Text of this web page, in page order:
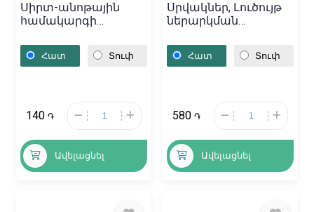
Սիրտ-անոթային
համակարգի
Դեղահաբեր «Ко-
Амлесса»
Հատ Տուփ
140 ֏
Ավելացնել
Սրվակներ, Լուծույթ
ներարկման
Գերմանիա
Հատ Տուփ
580 ֏
Ավելացնել